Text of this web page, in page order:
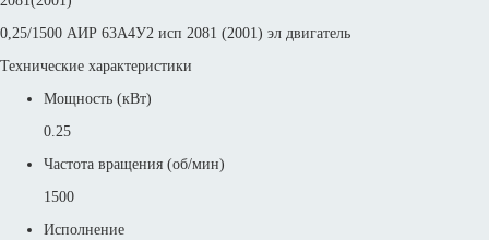
0,25/1500 АИР 63А4У2 исп 2081 (2001) эл двигатель
Технические характеристики
Мощность (кВт)
0.25
Частота вращения (об/мин)
1500
Исполнение